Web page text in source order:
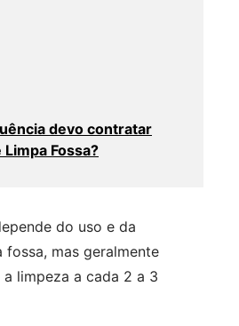
devo contratar
Fossa?
do uso e da
fossa, mas geralmente
limpeza a cada 2 a 3